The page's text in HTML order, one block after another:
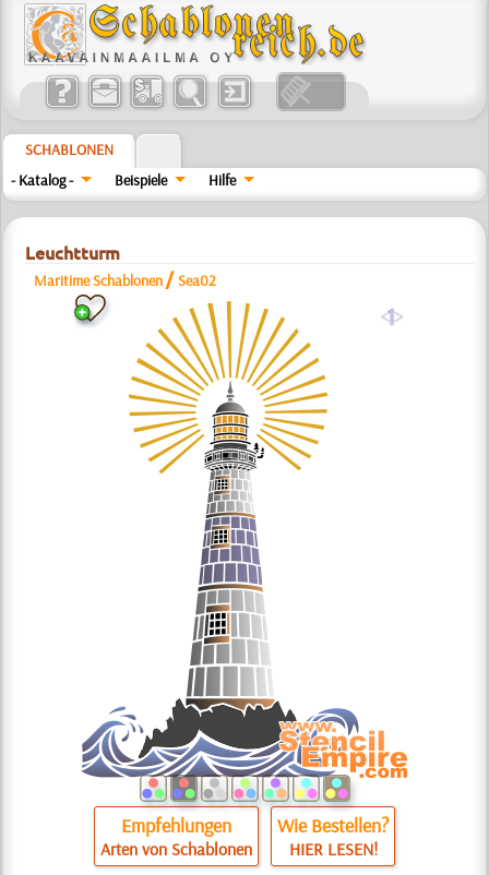
SCHABLONEN
- Katalog -
Beispiele Hilfe
Leuchtturm
Maritime Schablonen /Sea02
a
Empfehlungen
Arten von Schablonen
Wie Bestellen?
HIER LESEN!